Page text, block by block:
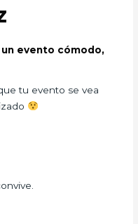
evento cómodo,
tu evento se vea